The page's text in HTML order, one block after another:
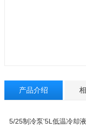
产品介绍
5/25制冷泵'5L低温冷却